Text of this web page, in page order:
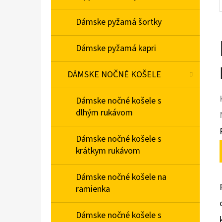
Dámske pyžamá šortky
Dámske pyžamá kapri
DÁMSKE NOČNÉ KOŠELE
Dámske nočné košele s
dlhým rukávom
Dámske nočné košele s
krátkym rukávom
Dámske nočné košele na
ramienka
Dámske nočné košele s